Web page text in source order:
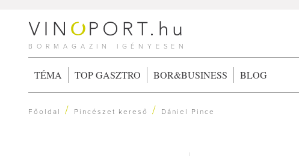
BORMAGAZIN IGÉNYESEN
TÉMA TOP GASZTRO BOR&BUSINESS BLOG
Főoldal / Pincészet kereső / Dániel Pince